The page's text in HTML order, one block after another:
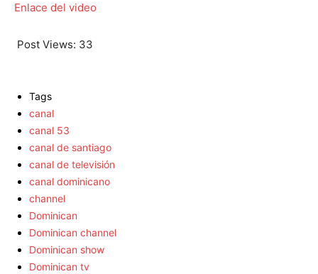
Enlace del video
Post Views: 33
Tags
canal
canal 53
canal de santiago
canal de televisión
canal dominicano
channel
Dominican
Dominican channel
Dominican show
Dominican tv